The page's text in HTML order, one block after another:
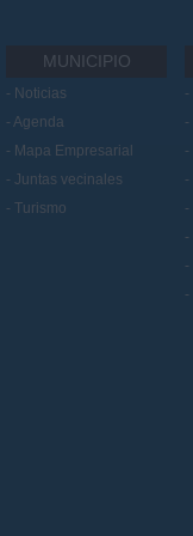
MUNICIPIO
Noticias
Agenda
Mapa Empresarial
Juntas vecinales
Turismo